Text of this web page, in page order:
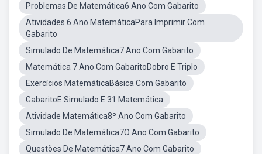
Problemas De Matemática6 Ano Com Gabarito
Atividades 6 Ano MatemáticaPara Imprimir Com
Gabarito
Simulado De Matemática7 Ano Com Gabarito
Matemática 7 Ano Com GabaritoDobro E Triplo
Exercícios MatemáticaBásica Com Gabarito
GabaritoE Simulado E 31 Matemática
Atividade Matemática8º Ano Com Gabarito
Simulado De Matemática7O Ano Com Gabarito
Questões De Matemática7 Ano Com Gabarito